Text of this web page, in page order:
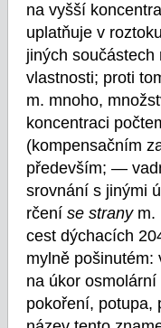
na vyšší
uplatňuje v
jiných
vlastnosti; proti
m. mnoho,
koncentraci
(kompensačním
především; —
srovnání s jinými
rčení se strany m.
cest dýchacích
mylně pošinutém:
na úkor
pokoření,